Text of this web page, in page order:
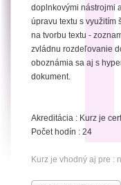
doplnkovými nástrojmi
úpravu textu s využitím
na tvorbu textu -
zvládnu rozdeľovanie
oboznámia sa aj s
dokument.
Akreditácia : Kurz je
Počet hodín : 24
Kurz je vhodný aj pre :